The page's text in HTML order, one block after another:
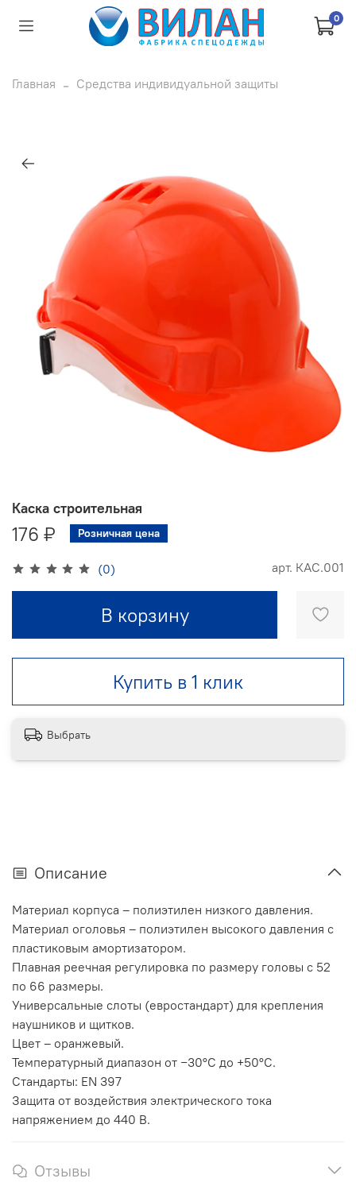
0
Главная Средства индивидуальной защиты
(0) арт. КАС.001
Каска строительная
176 ₽ Розничная цена
В корзину
Купить в 1 клик
Выбрать
Описание
Материал корпуса – полиэтилен низкого давления.
Материал оголовья – полиэтилен высокого давления с
пластиковым амортизатором.
Плавная реечная регулировка по размеру головы с 52
по 66 размеры.
Универсальные слоты (евростандарт) для крепления
наушников и щитков.
Цвет – оранжевый.
Температурный диапазон от −30°С до +50°С.
Стандарты: EN 397
Защита от воздействия электрического тока
напряжением до 440 В.
Отзывы